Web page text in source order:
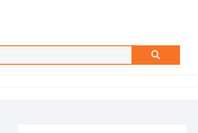
Search